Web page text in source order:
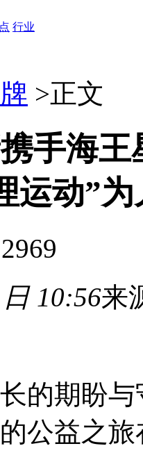
行业
>正文
手海
运动”
10:56来
的期盼
公益之